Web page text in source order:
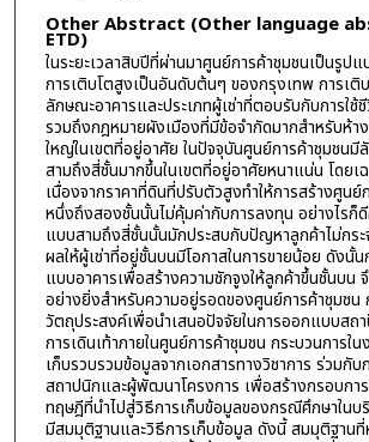
Other Abstract (Other language
ETD)
ในระยะเวลาสิบปีที่ผ่านมาศูนย์การค้าชุมชนเป็นรูป
การเติบโตสูงเป็นอันดับต้นๆ ของกรุงเทพ การเติ
ลักษณะอาคารและประเภทผู้เช่าที่ตอบรับกับการใช้
รวมถึงกฎหมายผังเมืองที่มีข้อจำกัดมากสำหรับห้า
ใหญ่ในเขตที่อยู่อาศัย ในปัจจุบันศูนย์การค้าชุมชนมี
สามถึงสี่ชั้นมากขึ้นในเขตที่อยู่อาศัยหนาแน่น โดยเ
เนื่องจากราคาที่ดินที่ปรับตัวสูงทำให้การสร้างศูน
หนึ่งถึงสองชั้นนั้นไม่คุ้มค่ากับการลงทุน อย่างไรก็
แบบสามถึงสี่ชั้นนั้นมักประสบกับปัญหาลูกค้าไม่กร
ผลให้ผู้เช่าที่อยู่ชั้นบนมีโอกาสในการขายน้อย ดังนั้
แบบอาคารเพื่อสร้างความชักจูงให้ลูกค้าขึ้นชั้นบน
อย่างยิ่งสำหรับความอยู่รอดของศูนย์การค้าชุมชน
วัตถุประสงค์เพื่อนำเสนอปัจจัยในการออกแบบส
การเดินเท้าภายในศูนย์การค้าชุมชน กระบวนการใน
เก็บรวบรวมข้อมูลจากเอกสารทางวิชาการ ร่วมกั
สถาปนิกและผู้พัฒนาโครงการ เพื่อสร้างกรอบกา
ทฤษฎีที่นำไปสู่วิธีการเก็บข้อมูลของกรณีศึกษาใน
มีสมมุติฐานและวิธีการเก็บข้อมูล ดังนี้ สมมุติฐานที่